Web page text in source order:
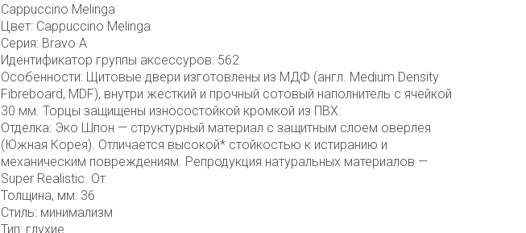
Cappuccino Melinga
Цвет: Cappuccino Melinga
Серия: Bravo A
Идентификатор группы аксессуров: 562
Особенности: Щитовые двери изготовлены из МДФ (англ. Medium Density
Fibreboard, MDF), внутри жесткий и прочный сотовый наполнитель с ячейкой
30 мм. Торцы защищены износостойкой кромкой из ПВХ.
Отделка: Эко Шпон — структурный материал с защитным слоем оверлея
(Южная Корея). Отличается высокой* стойкостью к истиранию и
механическим повреждениям. Репродукция натуральных материалов —
Super Realistic. От
Толщина, мм: 36
Стиль: минимализм
Тип: глухие